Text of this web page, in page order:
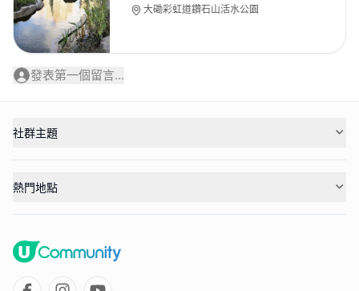
大磡彩虹道鑽石山活水公園
發表第一個留言...
社群主題
熱門地點